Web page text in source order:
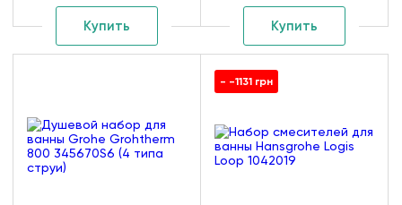
Купить Купить
- -1131 грн